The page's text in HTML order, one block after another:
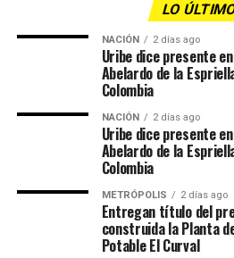
LO
NACIÓN 2 días ago
Uribe dice presente
Abelardo de la
Colombia
NACIÓN 2 días ago
Uribe dice presente
Abelardo de la
Colombia
METRÓPOLIS 2 días ago
Entregan título del
construida la Planta
Potable El Curval